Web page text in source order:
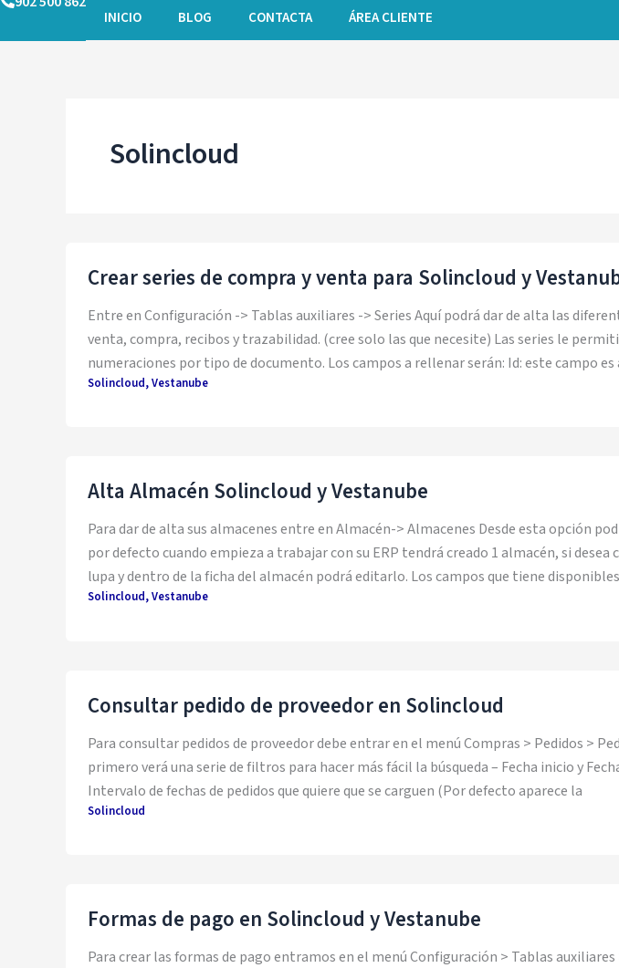
Ir
INICIO BLOG CONTACTA ÁREA CLIENTE
Solincloud
Crear series de compra y venta para Solincloud y
Entre en Configuración -> Tablas auxiliares -> Series Aquí podrá dar de alta las
venta, compra, recibos y trazabilidad. (cree solo las que necesite) Las series le
numeraciones por tipo de documento. Los campos a rellenar serán: Id: este campo
Solincloud,Vestanube
Alta Almacén Solincloud y Vestanube
Para dar de alta sus almacenes entre en Almacén-> Almacenes Desde esta opción
por defecto cuando empieza a trabajar con su ERP tendrá creado 1 almacén, si
lupa y dentro de la ficha del almacén podrá editarlo. Los campos que tiene
Solincloud,Vestanube
Consultar pedido de proveedor en Solincloud
Para consultar pedidos de proveedor debe entrar en el menú Compras > Pedidos >
primero verá una serie de filtros para hacer más fácil la búsqueda – Fecha inicio y
Intervalo de fechas de pedidos que quiere que se carguen (Por defecto aparece la
Solincloud
Formas de pago en Solincloud y Vestanube
Para crear las formas de pago entramos en el menú Configuración > Tablas auxiliares